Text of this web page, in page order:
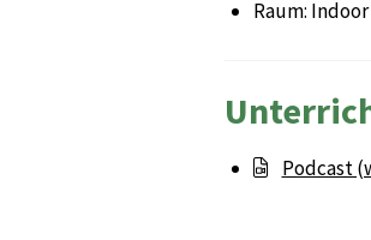
Raum: Indoor
Podcast